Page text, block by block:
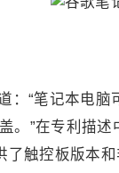
：“笔记本电
。”在专利描
了触控板版本